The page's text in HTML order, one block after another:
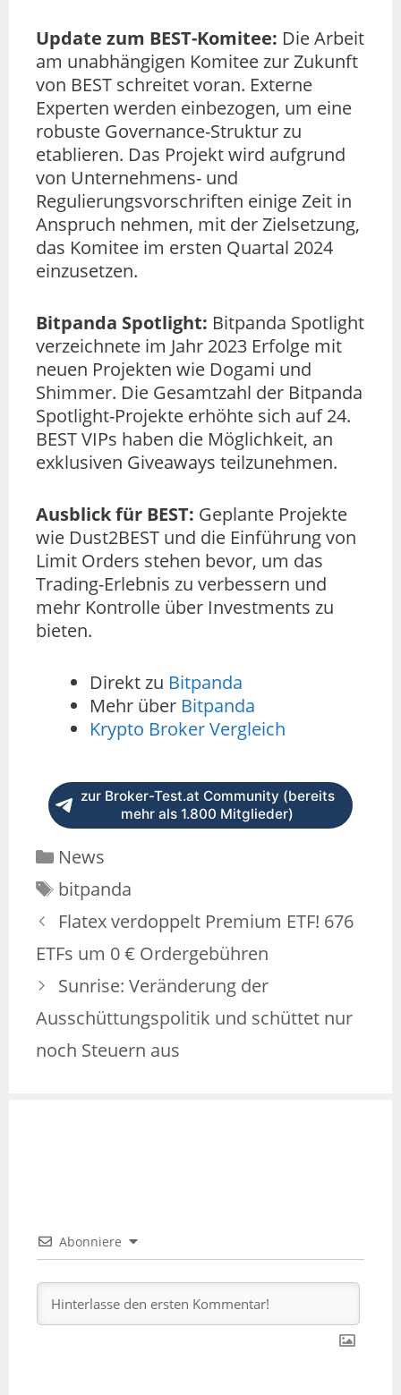
Update zum BEST-Komitee: Die Arbeit
am unabhängigen Komitee zur Zukunft
von BEST schreitet voran. Externe
Experten werden einbezogen, um eine
robuste Governance-Struktur zu
etablieren. Das Projekt wird aufgrund
von Unternehmens- und
Regulierungsvorschriften einige Zeit in
Anspruch nehmen, mit der Zielsetzung,
das Komitee im ersten Quartal 2024
einzusetzen.
Bitpanda Spotlight: Bitpanda Spotlight
verzeichnete im Jahr 2023 Erfolge mit
neuen Projekten wie Dogami und
Shimmer. Die Gesamtzahl der Bitpanda
Spotlight-Projekte erhöhte sich auf 24.
BEST VIPs haben die Möglichkeit, an
exklusiven Giveaways teilzunehmen.
Ausblick für BEST: Geplante Projekte
wie Dust2BEST und die Einführung von
Limit Orders stehen bevor, um das
Trading-Erlebnis zu verbessern und
mehr Kontrolle über Investments zu
bieten.
Direkt zu Bitpanda
Mehr über Bitpanda
Krypto Broker Vergleich
zur Broker-Test.at Community (bereits
mehr als 1.800 Mitglieder)
News
bitpanda
Flatex verdoppelt Premium ETF! 676
ETFs um 0 € Ordergebühren
Sunrise: Veränderung der
Ausschüttungspolitik und schüttet nur
noch Steuern aus
Abonniere